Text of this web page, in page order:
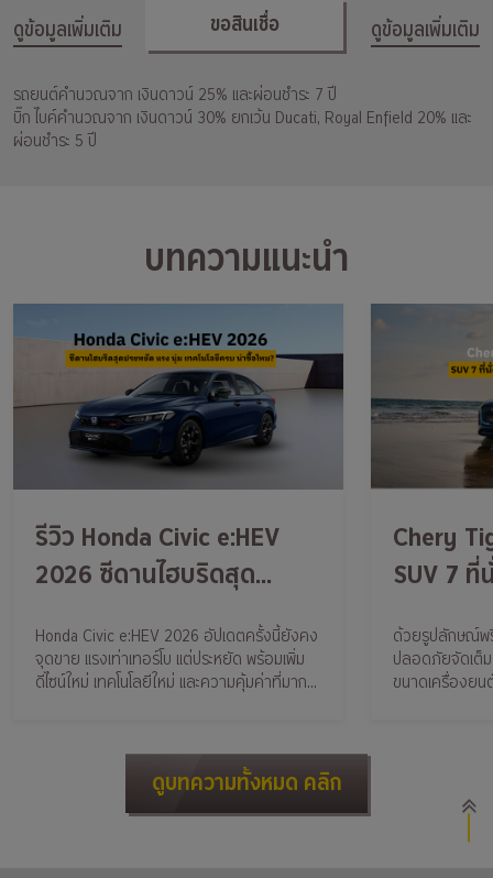
ดูข้อมูลเพิ่มเติม ขอสินเชื่อ ดูข้อมูลเพิ่มเติม
รถยนต์คำนวณจาก เงินดาวน์ 25% และผ่อนชำระ 7 ปี
บิ๊ก ไบค์คำนวณจาก เงินดาวน์ 30% ยกเว้น Ducati, Royal Enfield 20% และ
ผ่อนชำระ 5 ปี
บทความแนะนำ
รีวิว Honda Civic e:HEV
2026 ซีดานไฮบริดสุด
ครบ น่าซื้อไหม?
Honda Civic e:HEV 2026 อัปเดตครั้งนี้ยังคง
จุดขาย แรงเท่าเทอร์โบ แต่ประหยัด พร้อมเพิ่ม
ดีไซน์ใหม่ เทคโนโลยีใหม่ และความคุ้มค่าที่มาก
Chery
SUV 7
ด้วยรูปลักษณ์พ
ปลอดภัยจัดเต็ม
ขนาดเครื่องย
ดูบทความทั้งหมด คลิก